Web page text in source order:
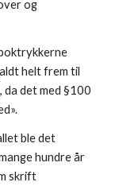
og
helt frem til
da det med §100
ble det
hundre år
skrift